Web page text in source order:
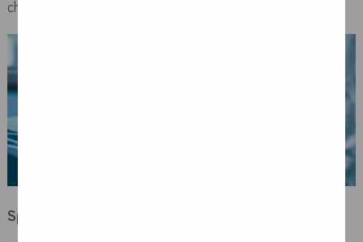
choremu w powrocie do sprawności.
Spis treści: